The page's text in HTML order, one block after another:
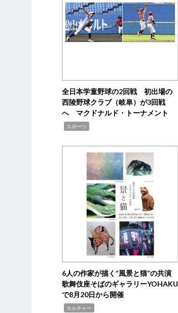
全日本学童野球の2回戦 初出場の
西陵野球クラブ（岐阜）が3回戦
へ マクドナルド・トーナメント
スポーツ
6人の作家が描く“風景と猫”の共演
歌舞伎座そばのギャラリーYOHAKU
で8月20日から開催
カルチャー